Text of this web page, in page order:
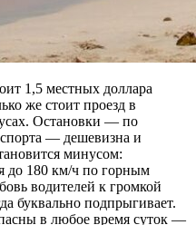
1,5 местных доллара
же стоит проезд в
Остановки — по
— дешевизна и
минусом:
до 180 км/ч по горным
водителей к громкой
буквально подпрыгивает.
в любое время суток —